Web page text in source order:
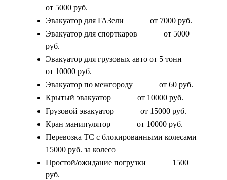
от 5000 руб.
Эвакуатор для ГАЗели
от 7000 руб.
Эвакуатор для спорткаров
от 5000
руб.
Эвакуатор для грузовых авто от 5 тонн
от 10000 руб.
Эвакуатор по межгороду
от 60 руб.
Крытый эвакуатор
от 10000 руб.
Грузовой эвакуатор
от 15000 руб.
Кран манипулятор
от 10000 руб.
Перевозка ТС с блокированными колесами
15000 руб. за колесо
Простой/ожидание погрузки
1500
руб.